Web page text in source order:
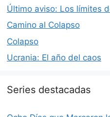
Último aviso: Los límites
Camino al Colapso
Colapso
Ucrania: El año del caos
Series destacadas